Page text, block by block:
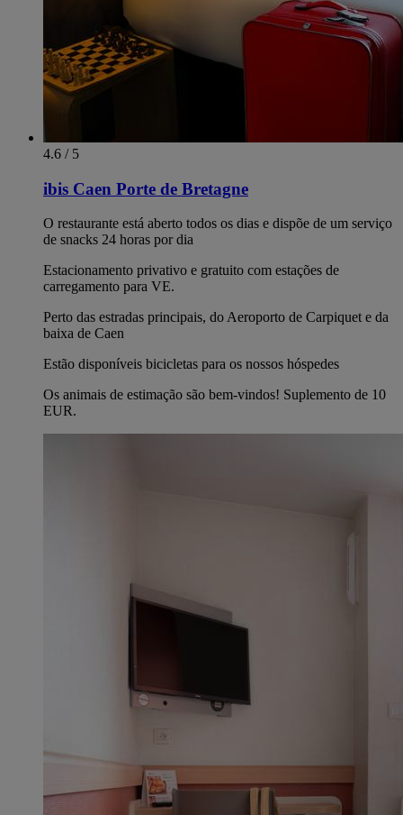
4.6 / 5
ibis Caen Porte de Bretagne
O restaurante está aberto todos os dias e dispõe de um serviço
de snacks 24 horas por dia
Estacionamento privativo e gratuito com estações de
carregamento para VE.
Perto das estradas principais, do Aeroporto de Carpiquet e da
baixa de Caen
Estão disponíveis bicicletas para os nossos hóspedes
Os animais de estimação são bem-vindos! Suplemento de 10
EUR.